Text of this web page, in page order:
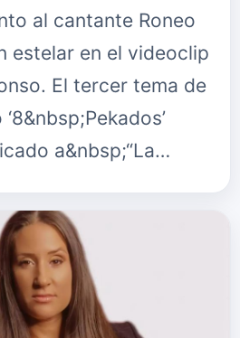
al cantante Roneo
estelar en el videoclip
El tercer tema de
a&nbsp;“La…